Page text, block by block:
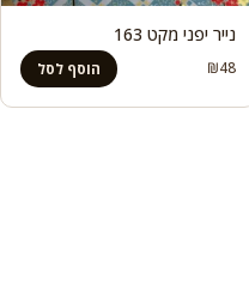
נייר יפני מקט 163
₪48 הוסף לסל